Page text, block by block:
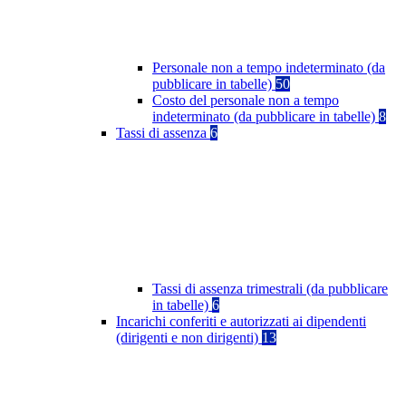
Personale non a tempo indeterminato (da
pubblicare in tabelle) 50
Costo del personale non a tempo
indeterminato (da pubblicare in tabelle) 8
Tassi di assenza 6
Tassi di assenza trimestrali (da pubblicare
in tabelle) 6
Incarichi conferiti e autorizzati ai dipendenti
(dirigenti e non dirigenti) 13